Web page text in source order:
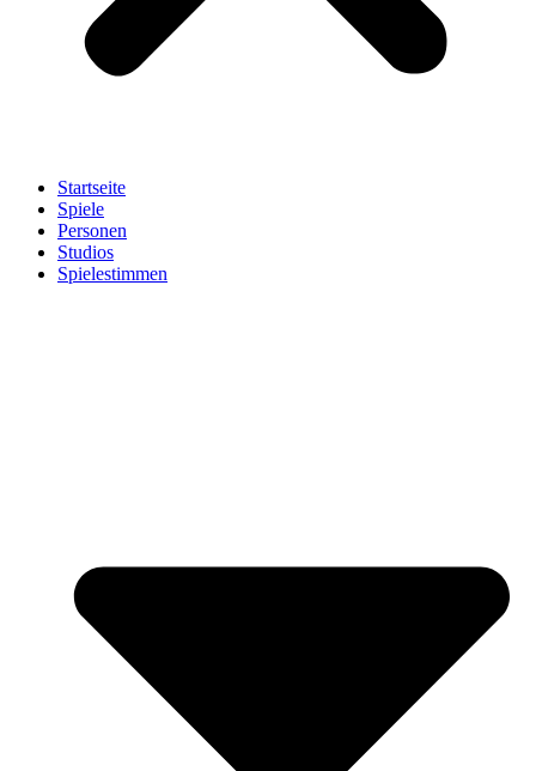
Startseite
Spiele
Personen
Studios
Spielestimmen